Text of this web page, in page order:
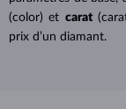
(color) et carat
prix d’un diamant.